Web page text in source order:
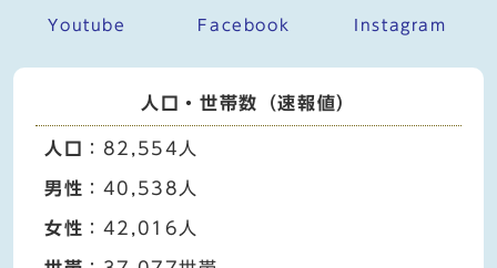
Youtube Facebook Instagram
人口・世帯数（速報値）
人口 ：82,554人
男性 ：40,538人
女性 ：42,016人